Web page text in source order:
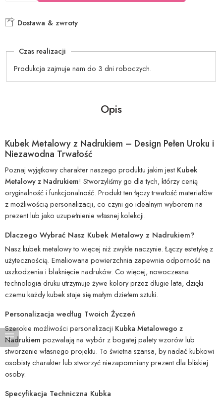
Dostawa & zwroty
Czas realizacji
Produkcja zajmuje nam do 3 dni roboczych.
Opis
Kubek Metalowy z Nadrukiem – Design Pełen Uroku i
Niezawodna Trwałość
Poznaj wyjątkowy charakter naszego produktu jakim jest Kubek
Metalowy z Nadrukiem! Stworzyliśmy go dla tych, którzy cenią
oryginalność i funkcjonalność. Produkt ten łączy trwałość materiałów
z możliwością personalizacji, co czyni go idealnym wyborem na
prezent lub jako uzupełnienie własnej kolekcji.
Dlaczego Wybrać Nasz Kubek Metalowy z Nadrukiem?
Nasz kubek metalowy to więcej niż zwykłe naczynie. Łączy estetykę z
użytecznością. Emaliowana powierzchnia zapewnia odporność na
uszkodzenia i blaknięcie nadruków. Co więcej, nowoczesna
technologia druku utrzymuje żywe kolory przez długie lata, dzięki
czemu każdy kubek staje się małym dziełem sztuki.
Personalizacja według Twoich Życzeń
Szerokie możliwości personalizacji Kubka Metalowego z
Nadrukiem pozwalają na wybór z bogatej palety wzorów lub
stworzenie własnego projektu. To świetna szansa, by nadać kubkowi
osobisty charakter lub stworzyć niezapomniany prezent dla bliskiej
osoby.
Specyfikacja Techniczna Kubka